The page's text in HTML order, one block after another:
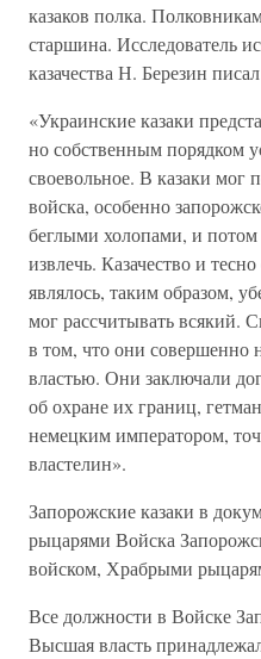
казаков полка.
старшина. Исследователь
казачества Н. Березин
«Украинские казаки
но собственным порядком
своевольное. В казаки мог
войска, особенно
беглыми холопами, и
извлечь. Казачество и
являлось, таким образом,
мог рассчитывать всякий.
в том, что они совершенно
властью. Они заключали
об охране их границ,
немецким императором,
властелин».
Запорожские казаки в
рыцарями Войска
войском, Храбрыми
Все должности в Войске
Высшая власть